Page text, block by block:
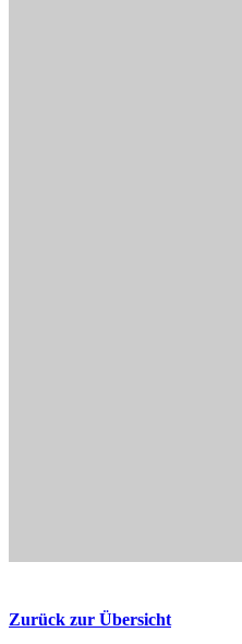
Zurück zur Übersicht